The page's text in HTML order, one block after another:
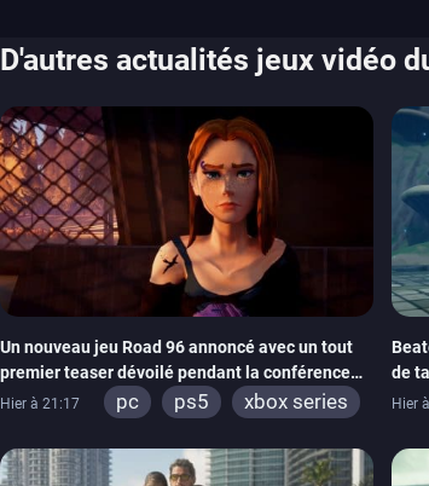
D'autres actualités jeux vidéo
Un nouveau jeu Road 96 annoncé avec un tout
premier teaser dévoilé pendant la conférence
THQ Nordic
Hier à 21:17 pc ps5
xbox series
xbox one
de
Hier